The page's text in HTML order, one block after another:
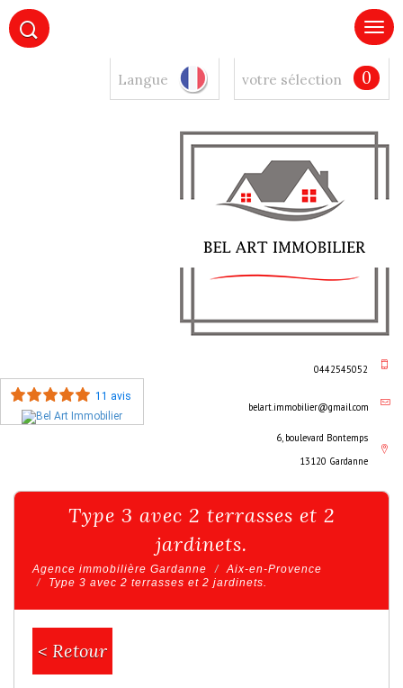
Langue votre sélection 0
0442545052
belart.immobilier@gmail.com
6, boulevard Bontemps
13120 Gardanne
11 avis
Type 3 avec 2 terrasses et 2
jardinets.
Agence immobilière Gardanne
Aix-en-Provence
Type 3 avec 2 terrasses et 2 jardinets.
< Retour